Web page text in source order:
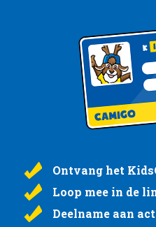
Ontvang het
Loop mee in de
Deelname aan